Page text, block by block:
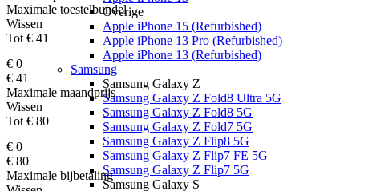
Overige
Apple iPhone 15 (Refurbished)
Apple iPhone 13 Pro (Refurbished)
Apple iPhone 13 (Refurbished)
Samsung
Samsung Galaxy Z
Samsung Galaxy Z Fold8 Ultra 5G
Samsung Galaxy Z Fold8 5G
Samsung Galaxy Z Fold7 5G
Samsung Galaxy Z Flip8 5G
Samsung Galaxy Z Flip7 FE 5G
Samsung Galaxy Z Flip7 5G
Samsung Galaxy S
Maximale toestelbundel
Wissen
Tot € 41
€ 0
€ 41
Maximale maandprijs
Wissen
Tot € 80
€ 0
€ 80
Maximale bijbetaling